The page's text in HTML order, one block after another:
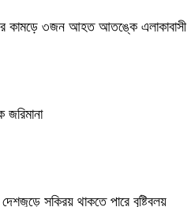
কামড়ে ৩জন আহত আতঙ্কে এলাকাবাসী
জরিমানা
সক্রিয় থাকতে পারে বৃষ্টিবলয়